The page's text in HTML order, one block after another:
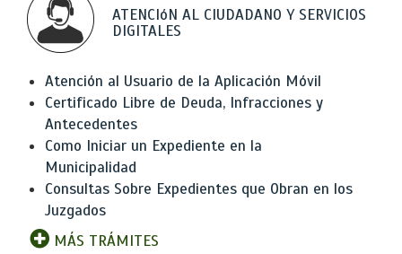
ATENCIóN AL CIUDADANO Y SERVICIOS
DIGITALES
Atención al Usuario de la Aplicación Móvil
Certificado Libre de Deuda, Infracciones y
Antecedentes
Como Iniciar un Expediente en la
Municipalidad
Consultas Sobre Expedientes que Obran en los
Juzgados
MÁS TRÁMITES